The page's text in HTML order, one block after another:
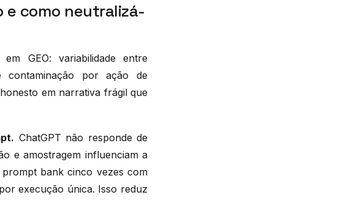
e como neutralizá-
GEO: variabilidade entre
contaminação por ação de
em narrativa frágil que
ChatGPT não responde de
e amostragem influenciam a
bank cinco vezes com
execução única. Isso reduz